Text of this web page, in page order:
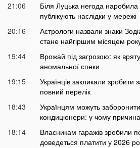
21:06
Біля Луцька негода
публікують наслідки у мережі
20:16
Астрологи назвали знаки
стане найгіршим місяцем
19:44
Врожай під загрозою: як
аномальної спеки
19:15
Українців закликали зробити
повний перелік
18:43
Українцям можуть
кондиціонери: у чому причина
18:14
Власникам гаражів зробили
доведеться платити у 2026